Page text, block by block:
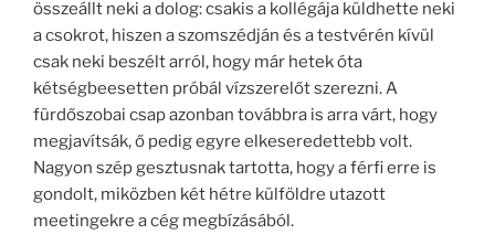
összeállt neki a dolog: csakis a kollégája küldhette neki
a csokrot, hiszen a szomszédján és a testvérén kívül
csak neki beszélt arról, hogy már hetek óta
kétségbeesetten próbál vízszerelőt szerezni. A
fürdőszobai csap azonban továbbra is arra várt, hogy
megjavítsák, ő pedig egyre elkeseredettebb volt.
Nagyon szép gesztusnak tartotta, hogy a férfi erre is
gondolt, miközben két hétre külföldre utazott
meetingekre a cég megbízásából.